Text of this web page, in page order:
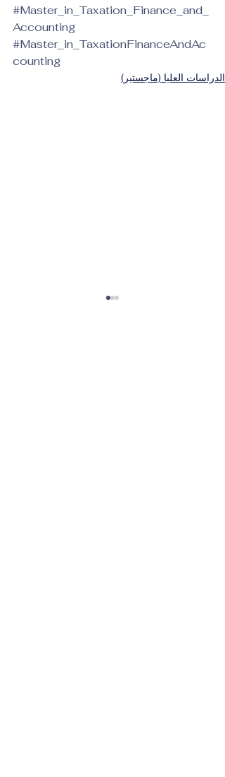
#Master_in_Taxation_Finance_and_
Accounting
#Master_in_TaxationFinanceAndAc
counting
الدراسات العليا (ماجستير)